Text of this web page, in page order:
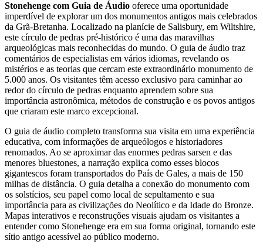
Stonehenge com Guia de Áudio oferece uma oportunidade
imperdível de explorar um dos monumentos antigos mais celebrados
da Grã-Bretanha. Localizado na planície de Salisbury, em Wiltshire,
este círculo de pedras pré-histórico é uma das maravilhas
arqueológicas mais reconhecidas do mundo. O guia de áudio traz
comentários de especialistas em vários idiomas, revelando os
mistérios e as teorias que cercam este extraordinário monumento de
5.000 anos. Os visitantes têm acesso exclusivo para caminhar ao
redor do círculo de pedras enquanto aprendem sobre sua
importância astronômica, métodos de construção e os povos antigos
que criaram este marco excepcional.
O guia de áudio completo transforma sua visita em uma experiência
educativa, com informações de arqueólogos e historiadores
renomados. Ao se aproximar das enormes pedras sarsen e das
menores bluestones, a narração explica como esses blocos
gigantescos foram transportados do País de Gales, a mais de 150
milhas de distância. O guia detalha a conexão do monumento com
os solstícios, seu papel como local de sepultamento e sua
importância para as civilizações do Neolítico e da Idade do Bronze.
Mapas interativos e reconstruções visuais ajudam os visitantes a
entender como Stonehenge era em sua forma original, tornando este
sítio antigo acessível ao público moderno.